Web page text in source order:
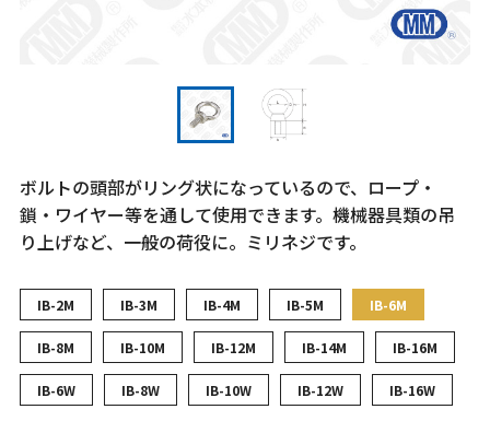
ボルトの頭部がリング状になっているので、ロープ・
鎖・ワイヤー等を通して使用できます。機械器具類の吊
り上げなど、一般の荷役に。ミリネジです。
IB-2M IB-3M IB-4M IB-5M IB-6M
IB-8M IB-10M IB-12M IB-14M IB-16M
IB-6W IB-8W IB-10W IB-12W IB-16W